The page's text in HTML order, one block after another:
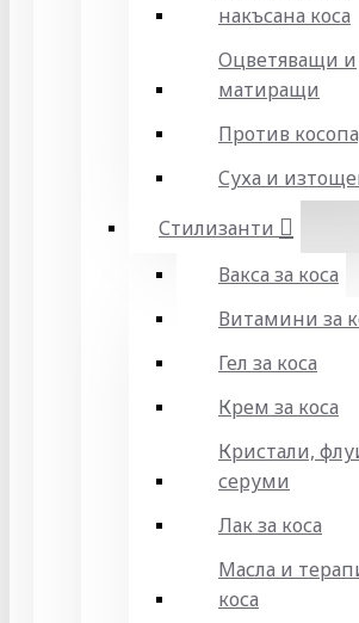
накъсана коса
Оцветяващи и
матиращи
Против
Суха и
Стилизанти
Вакса за коса
Витамини за
Гел за коса
Крем за коса
Кристали,
серуми
Лак за коса
Масла и
коса